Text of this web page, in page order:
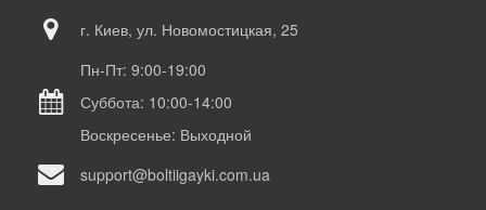
г. Киев, ул. Новомостицкая, 25
Пн-Пт: 9:00-19:00
Суббота: 10:00-14:00
Воскресенье: Выходной
support@boltiigayki.com.ua